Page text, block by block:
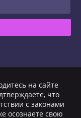
на сайте
что
с законами
осознаете свою